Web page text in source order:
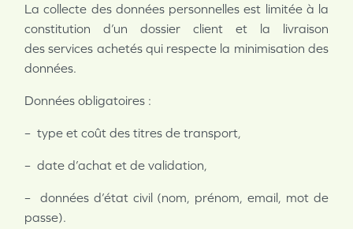
La collecte des données personnelles est limitée à la
constitution d’un dossier client et la livraison
desservices achetés qui respecte la minimisation des
données.
Données obligatoires :
– type et coût des titres de transport,
– date d’achat et de validation,
– données d’état civil (nom, prénom, email, mot de
passe).